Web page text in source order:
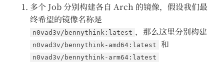
多个 Job 分别构建各自 Arch 的镜像，假设我们最
终希望的镜像名称是
n0vad3v/bennythink:latest ，那么这里分别构建
n0vad3v/bennythink-amd64:latest 和
n0vad3v/bennythink-arm64:latest